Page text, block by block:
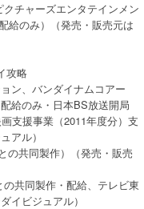
クチャーズエンタテインメン
給のみ）（発売・販売元は
攻略
ョン、バンダイナムコアー
給のみ・日本BS放送開局
支援事業（2011年度分）支
アル）
の共同製作）（発売・販売
の共同製作・配給、テレビ東
イビジュアル）